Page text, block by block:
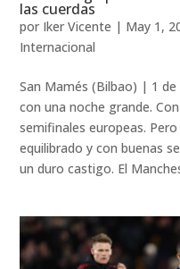
las cuerdas
por Iker Vicente | May 1,
Internacional
San Mamés (Bilbao) | 1
con una noche grande.
semifinales europeas.
equilibrado y con buenas
un duro castigo. El